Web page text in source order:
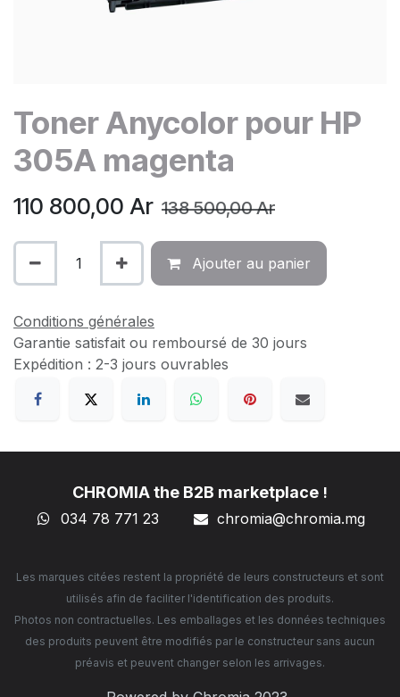
Toner Anycolor pour HP
305A magenta
110 800,00 Ar 138 500,00Ar
Ajouter au panier
Conditions générales
Garantie satisfait ou remboursé de 30 jours
Expédition : 2-3 jours ouvrables
CHROMIA the B2B marketplace !
034 78 771 23
chromia@chromia.mg
Les marques citées restent la propriété de leurs constructeurs et sont
utilisés afin de faciliter l'identification des produits.
Photos non contractuelles. Les emballages et les données techniques
des produits peuvent être modifiés par le constructeur sans aucun
préavis et peuvent changer selon les arrivages.